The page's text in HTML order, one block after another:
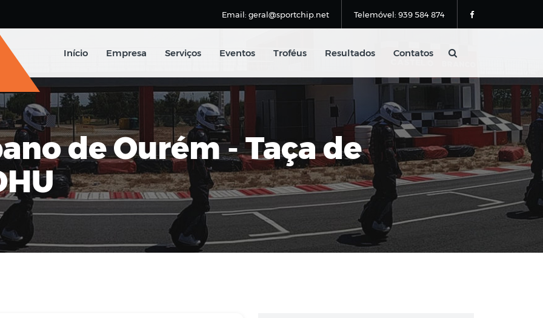
Email: geral@sportchip.net Telemóvel: 939 584 874
Início Empresa Serviços Eventos Troféus Resultados Contatos
de Ourém - Taça de